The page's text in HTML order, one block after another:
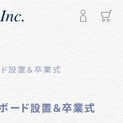
設置＆卒業式
ード設置＆卒業式